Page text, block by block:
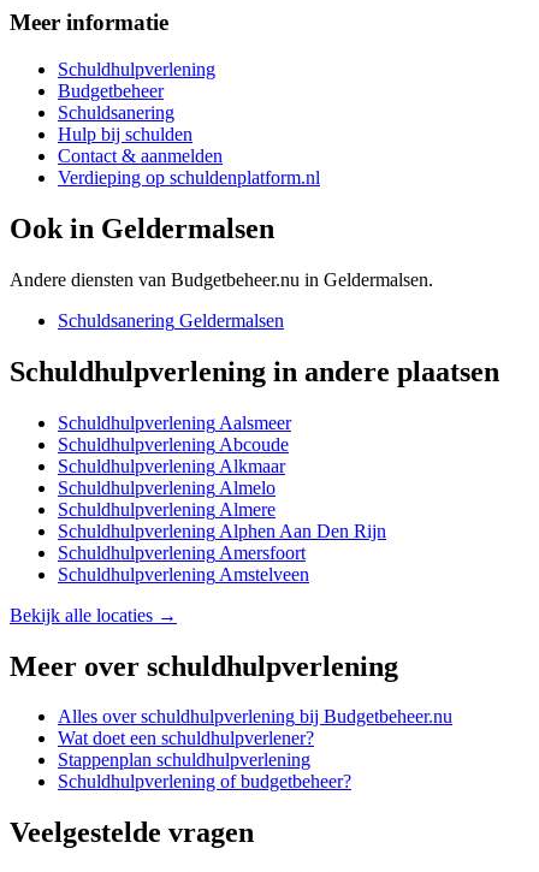
Meer informatie
Schuldhulpverlening
Budgetbeheer
Schuldsanering
Hulp bij schulden
Contact & aanmelden
Verdieping op schuldenplatform.nl
Ook in Geldermalsen
Andere diensten van Budgetbeheer.nu in Geldermalsen.
Schuldsanering Geldermalsen
Schuldhulpverlening in andere plaatsen
Schuldhulpverlening Aalsmeer
Schuldhulpverlening Abcoude
Schuldhulpverlening Alkmaar
Schuldhulpverlening Almelo
Schuldhulpverlening Almere
Schuldhulpverlening Alphen Aan Den Rijn
Schuldhulpverlening Amersfoort
Schuldhulpverlening Amstelveen
Bekijk alle locaties →
Meer over schuldhulpverlening
Alles overschuldhulpverlening bij Budgetbeheer.nu
Wat doet een schuldhulpverlener?
Stappenplan schuldhulpverlening
Schuldhulpverlening of budgetbeheer?
Veelgestelde vragen